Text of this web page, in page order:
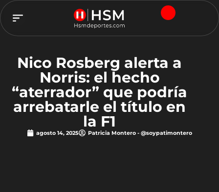
Nico Rosberg alerta a
Norris: el hecho
“aterrador” que podría
arrebatarle el título en
la F1
agosto 14, 2025 Patricia Montero - @soypatimontero